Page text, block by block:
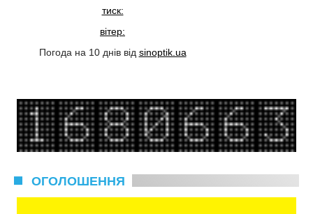
тиск:
вітер:
Погода на 10 днів від sinoptik.ua
ОГОЛОШЕННЯ